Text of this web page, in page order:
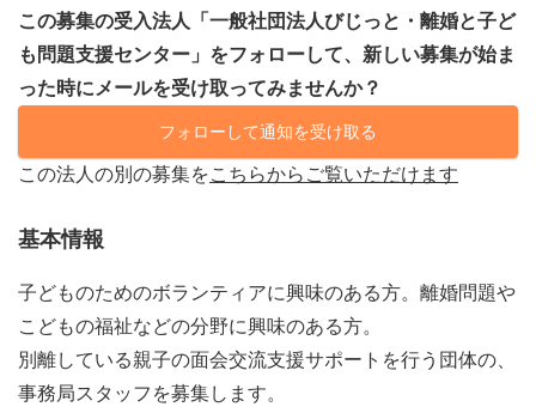
この募集の受入法人「一般社団法人びじっと・離婚と子ど
も問題支援センター」をフォローして、新しい募集が始ま
った時にメールを受け取ってみませんか？
フォローして通知を受け取る
この法人の別の募集をこちらからご覧いただけます
基本情報
子どものためのボランティアに興味のある方。離婚問題や
こどもの福祉などの分野に興味のある方。
別離している親子の面会交流支援サポートを行う団体の、
事務局スタッフを募集します。